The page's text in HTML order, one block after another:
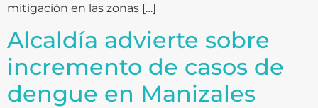
mitigación en las zonas […]
Alcaldía advierte sobre
incremento de casos de
dengue en Manizales